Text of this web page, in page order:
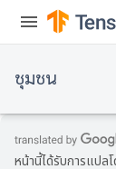
ชุมชน
หน้านี้ได้รับการแปลโ